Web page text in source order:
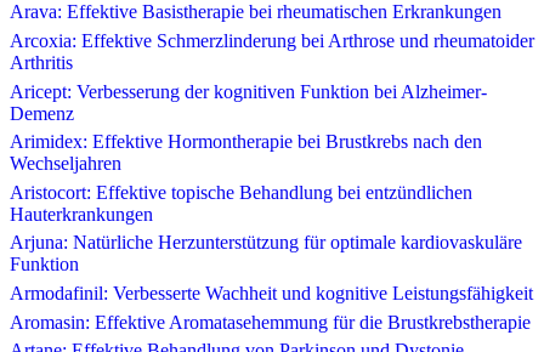
Arava: Effektive Basistherapie bei rheumatischen Erkrankungen
Arcoxia: Effektive Schmerzlinderung bei Arthrose und rheumatoider
Arthritis
Aricept: Verbesserung der kognitiven Funktion bei Alzheimer-
Demenz
Arimidex: Effektive Hormontherapie bei Brustkrebs nach den
Wechseljahren
Aristocort: Effektive topische Behandlung bei entzündlichen
Hauterkrankungen
Arjuna: Natürliche Herzunterstützung für optimale kardiovaskuläre
Funktion
Armodafinil: Verbesserte Wachheit und kognitive Leistungsfähigkeit
Aromasin: Effektive Aromatasehemmung für die Brustkrebstherapie